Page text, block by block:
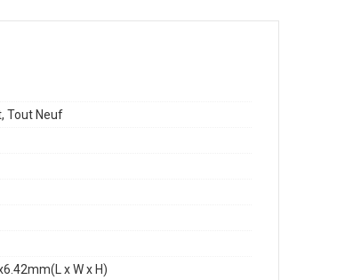
Tout Neuf
x W x H)